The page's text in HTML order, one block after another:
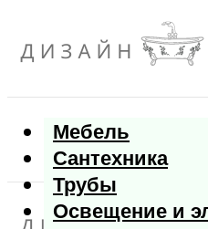
Мебель
Сантехника
Трубы
Освещение и